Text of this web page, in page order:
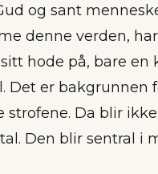
og sant
denne verden,
hode på, bare en
Det er bakgrunnen
strofene. Da blir
Den blir sentral i